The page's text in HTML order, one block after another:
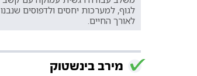
לגוף, למערכות יחסים ולדפוסים שנבנו
לאורך החיים.
מירב בינשטוק